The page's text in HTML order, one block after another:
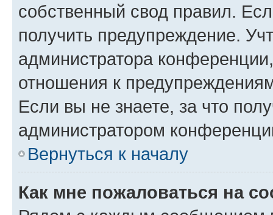
собственный свод правил.
получить предупреждение.
администратора
отношения к
Если вы не знаете, за что
администратором
Вернуться к началу
Как мне пожаловаться на